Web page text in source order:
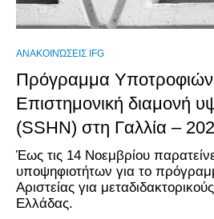
ΑΝΑΚΟΙΝΏΣΕΙΣ IFG
Πρόγραμμα Υποτροφιών
Επιστημονική διαμονή
(SSHN) στη Γαλλία –
Έως τις 14 Νοεμβρίου
υποψηφιοτήτων για το
Αριστείας για
Ελλάδας.